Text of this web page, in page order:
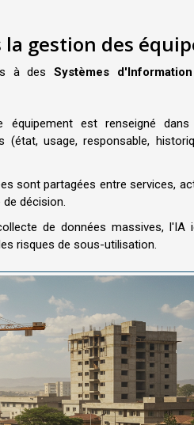
gestion des
à des Systèmes
équipement est renseigné
usage, responsable,
sont partagées entre services,
décision.
de données massives, l'IA
risques de sous-utilisation.